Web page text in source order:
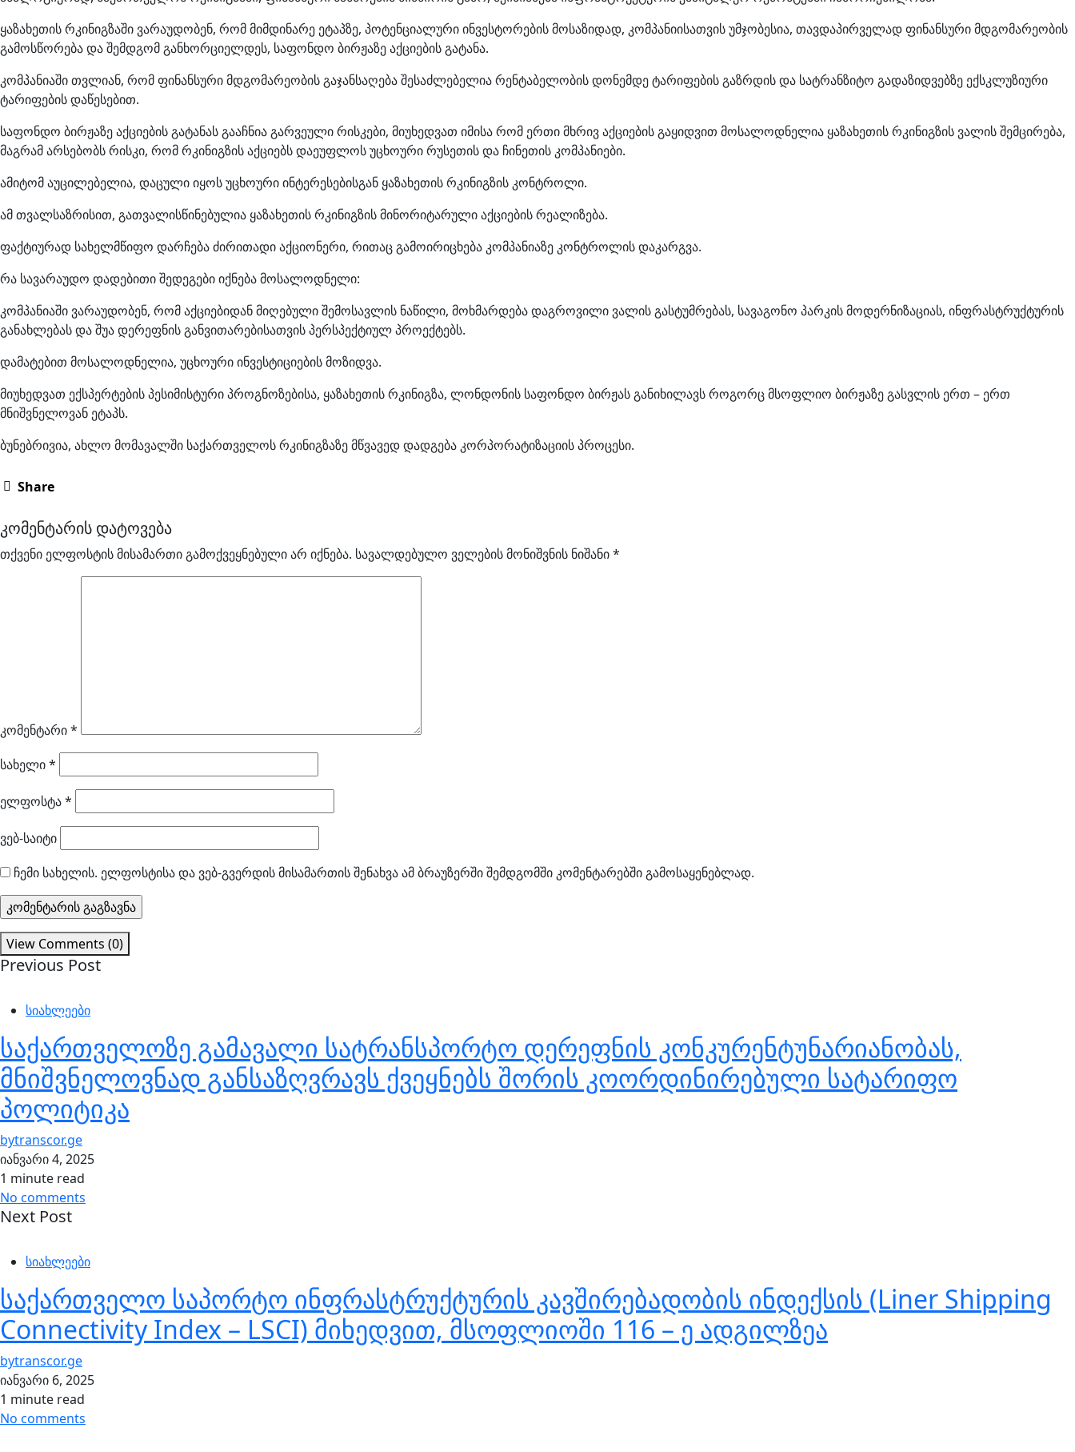
ყაზახეთის რკინიგზაში ვარაუდობენ, რომ მიმდინარე ეტაპზე, პოტენციალური ინვესტორების მოსაზიდად, კომპანიისათვის უმჯობესია, თავდაპირველად ფინანსური მდგომარეობის
გამოსწორება და შემდგომ განხორციელდეს, საფონდო ბირჟაზე აქციების გატანა.
კომპანიაში თვლიან, რომ ფინანსური მდგომარეობის გაჯანსაღება შესაძლებელია რენტაბელობის დონემდე ტარიფების გაზრდის და სატრანზიტო გადაზიდვებზე ექსკლუზიური
ტარიფების დაწესებით.
საფონდო ბირჟაზე აქციების გატანას გააჩნია გარვეული რისკები, მიუხედვათ იმისა რომ ერთი მხრივ აქციების გაყიდვით მოსალოდნელია ყაზახეთის რკინიგზის ვალის შემცირება,
მაგრამ არსებობს რისკი, რომ რკინიგზის აქციებს დაეუფლოს უცხოური რუსეთის და ჩინეთის კომპანიები.
ამიტომ აუცილებელია, დაცული იყოს უცხოური ინტერესებისგან ყაზახეთის რკინიგზის კონტროლი.
ამ თვალსაზრისით, გათვალისწინებულია ყაზახეთის რკინიგზის მინორიტარული აქციების რეალიზება.
ფაქტიურად სახელმწიფო დარჩება ძირითადი აქციონერი, რითაც გამოირიცხება კომპანიაზე კონტროლის დაკარგვა.
რა სავარაუდო დადებითი შედეგები იქნება მოსალოდნელი:
კომპანიაში ვარაუდობენ, რომ აქციებიდან მიღებული შემოსავლის ნაწილი, მოხმარდება დაგროვილი ვალის გასტუმრებას, სავაგონო პარკის მოდერნიზაციას, ინფრასტრუქტურის
განახლებას და შუა დერეფნის განვითარებისათვის პერსპექტიულ პროექტებს.
დამატებით მოსალოდნელია, უცხოური ინვესტიციების მოზიდვა.
მიუხედვათ ექსპერტების პესიმისტური პროგნოზებისა, ყაზახეთის რკინიგზა, ლონდონის საფონდო ბირჟას განიხილავს როგორც მსოფლიო ბირჟაზე გასვლის ერთ – ერთ
მნიშვნელოვან ეტაპს.
ბუნებრივია, ახლო მომავალში საქართველოს რკინიგზაზე მწვავედ დადგება კორპორატიზაციის პროცესი.
Share
კომენტარის დატოვება
თქვენი ელფოსტის მისამართი გამოქვეყნებული არ იქნება. სავალდებულო ველების მონიშვნის ნიშანი*
კომენტარი*
სახელი*
ელფოსტა*
ვებ-საიტი
ჩემი სახელის. ელფოსტისა და ვებ-გვერდის მისამართის შენახვა ამ ბრაუზერში შემდგომში კომენტარებში გამოსაყენებლად.
View Comments (0)
Previous Post
სიახლეები
საქართველოზე გამავალი სატრანსპორტო დერეფნის კონკურენტუნარიანობას,
მნიშვნელოვნად განსაზღვრავს ქვეყნებს შორის კოორდინირებული სატარიფო
პოლიტიკა
bytranscor.ge
იანვარი 4, 2025
1 minute read
No comments
Next Post
სიახლეები
საქართველო საპორტო ინფრასტრუქტურის კავშირებადობის ინდექსის (Liner Shipping
Connectivity Index – LSCI) მიხედვით, მსოფლიოში 116 – ე ადგილზეა
bytranscor.ge
იანვარი 6, 2025
1 minute read
No comments